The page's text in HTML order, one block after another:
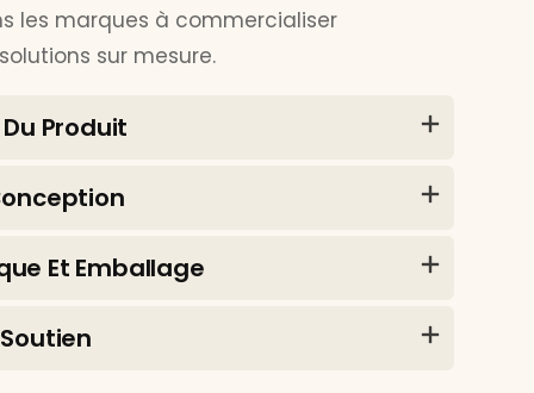
les marques à commercialiser
sur mesure.
Produit
Et Emballage